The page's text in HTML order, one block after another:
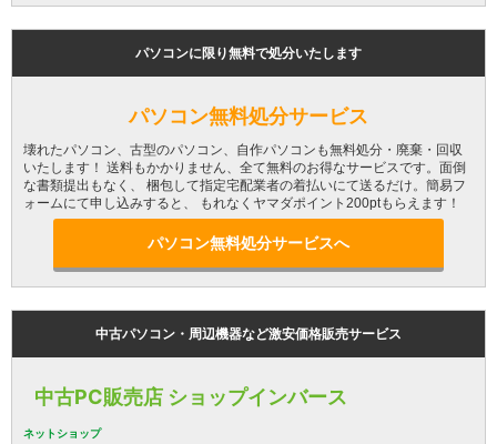
パソコンに限り無料で処分いたします
パソコン無料処分サービス
壊れたパソコン、古型のパソコン、自作パソコンも無料処分・廃棄・回収
いたします！ 送料もかかりません、全て無料のお得なサービスです。面倒
な書類提出もなく、 梱包して指定宅配業者の着払いにて送るだけ。簡易フ
ォームにて申し込みすると、 もれなくヤマダポイント200ptもらえます！
パソコン無料処分サービスへ
中古パソコン・周辺機器など激安価格販売サービス
中古PC販売店 ショップインバース
ネットショップ